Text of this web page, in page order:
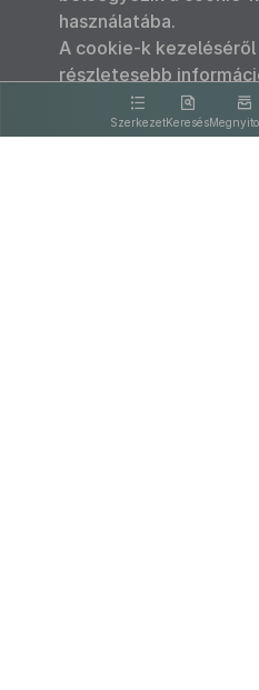
SzerkezetKeresés
használatába.
A cookie-k kezeléséről
részletesebb
kattintva olvashat.